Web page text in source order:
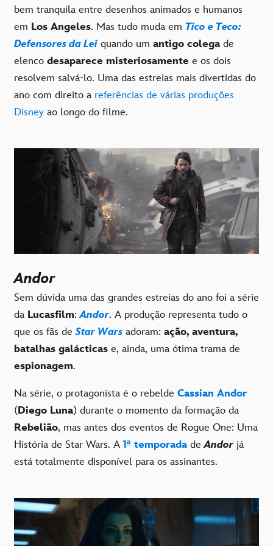
bem tranquila entre desenhos animados e humanos
em Los Angeles. Mas tudo muda em Tico e Teco:
Defensores da Lei quando um antigo colega de
elenco desaparece misteriosamente e os dois
resolvem salvá-lo. Uma das estreias mais divertidas do
ano com direito a referências de várias produções
Disney ao longo do filme.
Andor
Sem dúvida uma das grandes estreias do ano foi a série
da Lucasfilm:Andor. A produção representa tudo o
que os fãs deStar Wars adoram: ação, aventura,
batalhas galácticas e, ainda, uma ótima trama de
espionagem.
Na série, o protagonista é o rebelde Cassian Andor
(Diego Luna) durante o momento da formação da
Rebelião, mas antes dos eventos de Rogue One: Uma
História de Star Wars. A 1ª temporadadeAndor já
está totalmente disponível para os assinantes.